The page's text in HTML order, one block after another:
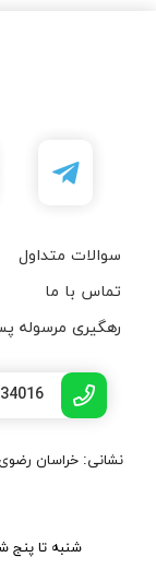
سوالات متداول
تماس با ما
رهگیری مرسوله
شنبه تا پنج شنبه ساعت ۸